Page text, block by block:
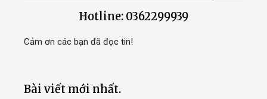
Hotline: 0362299939
Cảm ơn các bạn đã đọc tin!
Bài viết mới nhất.